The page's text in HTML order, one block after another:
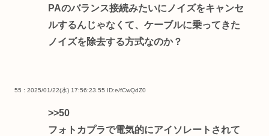
PAのバランス接続みたいにノイズをキャンセ
ルするんじゃなくて、ケーブルに乗ってきた
ノイズを除去する方式なのか？
55 : 2025/01/22(水) 17:56:23.55 ID:e/fCwQdZ0
>>50
フォトカプラで電気的にアイソレートされて